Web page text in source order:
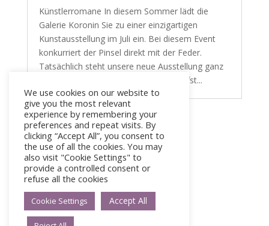
Künstlerromane In diesem Sommer lädt die
Galerie Koronin Sie zu einer einzigartigen
Kunstausstellung im Juli ein. Bei diesem Event
konkurriert der Pinsel direkt mit der Feder.
Tatsächlich steht unsere neue Ausstellung ganz
im Zeichen eines fesselnden und zutiefst...
« Older Entries
We use cookies on our website to
give you the most relevant
experience by remembering your
preferences and repeat visits. By
clicking “Accept All”, you consent to
the use of all the cookies. You may
also visit "Cookie Settings" to
provide a controlled consent or
refuse all the cookies
Cookie Settings Accept All